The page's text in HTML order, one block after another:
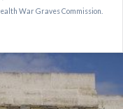
War Graves Commission.